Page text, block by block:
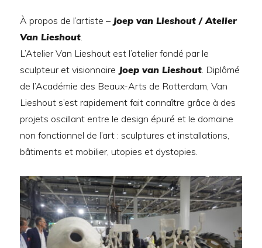
À propos de l’artiste – Joep van Lieshout / Atelier
Van Lieshout.
L’Atelier Van Lieshout est l’atelier fondé par le
sculpteur et visionnaire Joep van Lieshout. Diplômé
de l’Académie des Beaux-Arts de Rotterdam, Van
Lieshout s’est rapidement fait connaître grâce à des
projets oscillant entre le design épuré et le domaine
non fonctionnel de l’art : sculptures et installations,
bâtiments et mobilier, utopies et dystopies.